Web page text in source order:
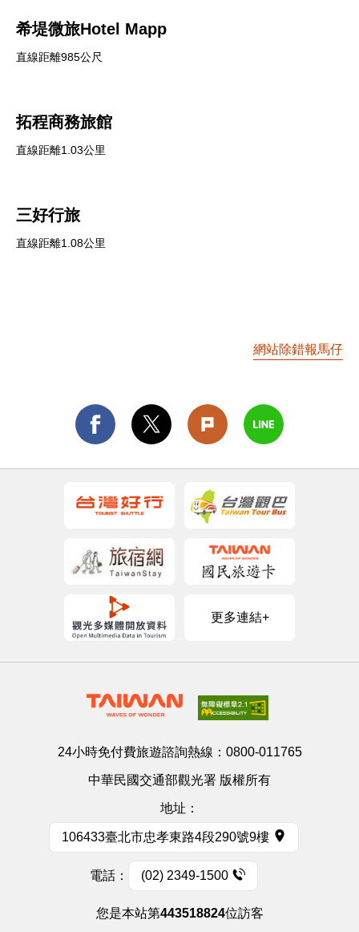
希堤微旅Hotel Mapp
直線距離985公尺
拓程商務旅館
直線距離1.03公里
三好行旅
直線距離1.08公里
網站除錯報馬仔
更多連結+
24小時免付費旅遊諮詢熱線： 0800-011765
中華民國交通部觀光署 版權所有
地址：
106433臺北市忠孝東路4段290號9樓
電話： (02) 2349-1500
您是本站第443518824位訪客